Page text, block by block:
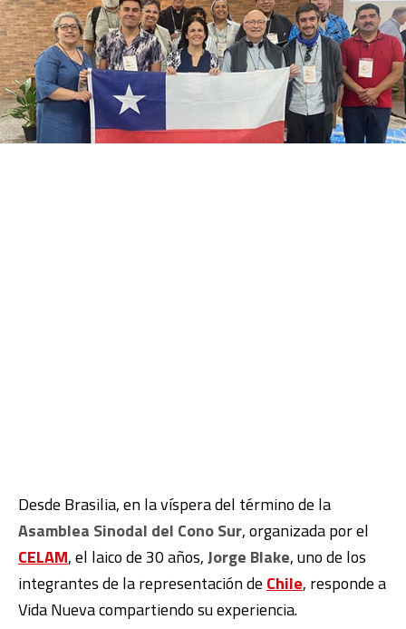
Desde Brasilia, en la víspera del término de la
Asamblea Sinodal del Cono Sur, organizada por el
CELAM, el laico de 30 años,Jorge Blake, uno de los
integrantes de la representación de Chile, responde a
Vida Nueva compartiendo su experiencia.